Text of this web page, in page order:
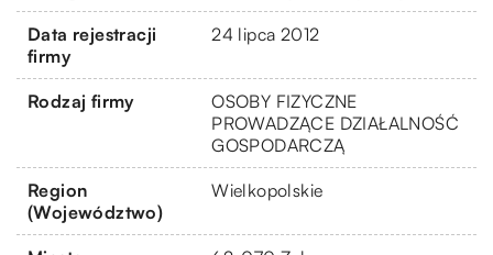
Data rejestracji
firmy
24 lipca 2012
Rodzaj firmy
OSOBY FIZYCZNE
PROWADZĄCE DZIAŁALNOŚĆ
GOSPODARCZĄ
Region
(Województwo)
Wielkopolskie